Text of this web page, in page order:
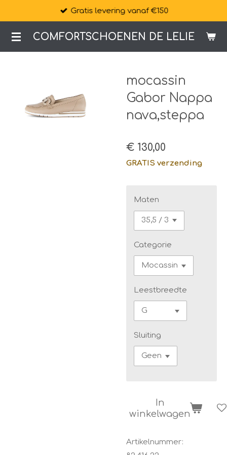
naar
de
COMFORTSCHOENEN DE LELIE
Gratis levering vanaf €150
mocassin
Gabor Nappa
nava,steppa
€ 130,00
GRATIS verzending
Maten
Categorie
Leestbreedte
Sluiting
In
winkelwagen
Artikelnummer: